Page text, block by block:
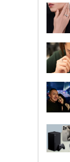
有心思
禮物清
每逢大日子，
作為一個完美
有心思的禮物
設計簡潔時尚
每當看到時還